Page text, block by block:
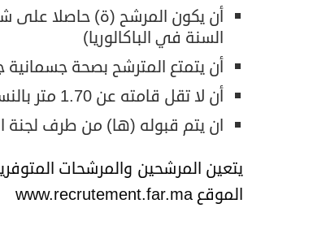
السنة في الباكالوريا)
أن يتمتع المترشح بصحة جسمانية
أن لا تقل قامته عن 1.70 متر بالنسبة للذكور و1,60 متر على الأقل بالنسبة للإناث،
ان يتم قبوله (ها) من طرف لجنة
يتعين المرشحين والمرشحات
الموقع www.recrutement.far.ma